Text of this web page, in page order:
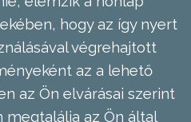
hogy az így nyert
végrehajtott
az a lehető
az Ön elvárásai szerint
megtalálja az Ön által